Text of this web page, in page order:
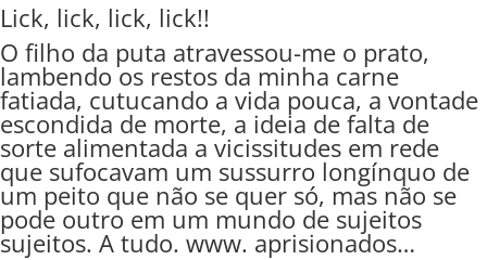
Lick, lick, lick, lick!!
O filho da puta atravessou-me o prato,
lambendo os restos da minha carne
fatiada, cutucando a vida pouca, a vontade
escondida de morte, a ideia de falta de
sorte alimentada a vicissitudes em rede
que sufocavam um sussurro longínquo de
um peito que não se quer só, mas não se
pode outro em um mundo de sujeitos
sujeitos. A tudo. www. aprisionados…